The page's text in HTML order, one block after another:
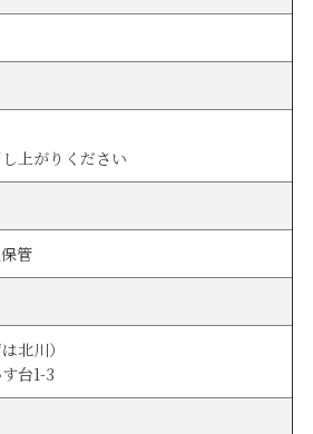
上がりください
管
北川）
台1-3